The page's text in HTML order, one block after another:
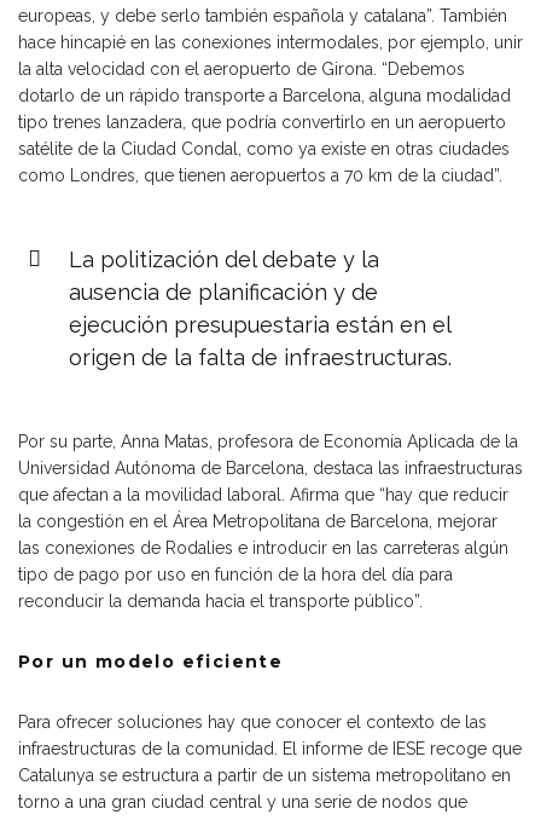
europeas, y debe serlo también española y catalana”. También
hace hincapié en las conexiones intermodales, por ejemplo, unir
la alta velocidad con el aeropuerto de Girona. “Debemos
dotarlo de un rápido transporte a Barcelona, alguna modalidad
tipo trenes lanzadera, que podría convertirlo en un aeropuerto
satélite de la Ciudad Condal, como ya existe en otras ciudades
como Londres, que tienen aeropuertos a 70 km de la ciudad”.
La politización del debate y la
ausencia de planificación y de
ejecución presupuestaria están en el
origen de la falta de infraestructuras.
Por su parte, Anna Matas, profesora de Economía Aplicada de la
Universidad Autónoma de Barcelona, destaca las infraestructuras
que afectan a la movilidad laboral. Afirma que “hay que reducir
la congestión en el Área Metropolitana de Barcelona, mejorar
las conexiones de Rodalies e introducir en las carreteras algún
tipo de pago por uso en función de la hora del día para
reconducir la demanda hacia el transporte público”.
Por un modelo eficiente
Para ofrecer soluciones hay que conocer el contexto de las
infraestructuras de la comunidad. El informe de IESE recoge que
Catalunya se estructura a partir de un sistema metropolitano en
torno a una gran ciudad central y una serie de nodos que